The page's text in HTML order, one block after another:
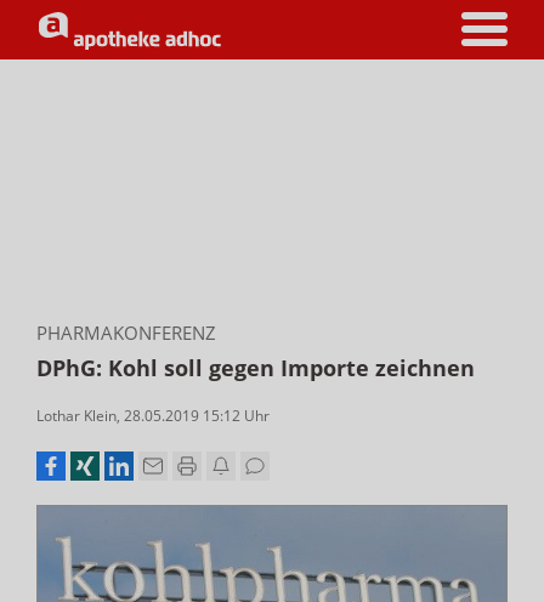
PHARMAKONFERENZ
DPhG: Kohl soll gegen Importe zeichnen
Lothar Klein, 28.05.2019 15:12 Uhr